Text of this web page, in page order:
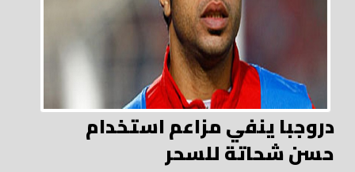
دروجبا ينفي مزاعم استخدام
حسن شحاتة للسحر